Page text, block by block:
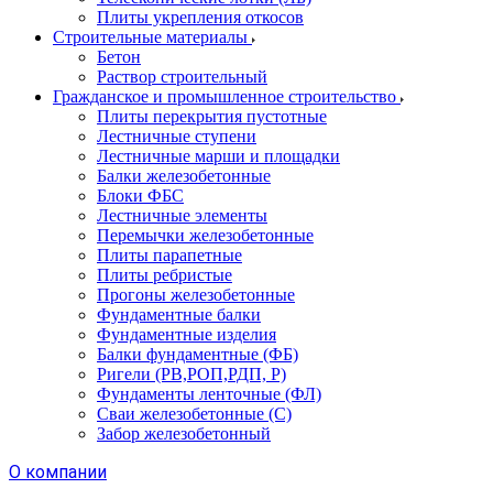
Плиты укрепления откосов
Строительные материалы
Бетон
Раствор строительный
Гражданское и промышленное строительство
Плиты перекрытия пустотные
Лестничные ступени
Лестничные марши и площадки
Балки железобетонные
Блоки ФБС
Лестничные элементы
Перемычки железобетонные
Плиты парапетные
Плиты ребристые
Прогоны железобетонные
Фундаментные балки
Фундаментные изделия
Балки фундаментные (ФБ)
Ригели (РВ,РОП,РДП, Р)
Фундаменты ленточные (ФЛ)
Сваи железобетонные (С)
Забор железобетонный
О компании